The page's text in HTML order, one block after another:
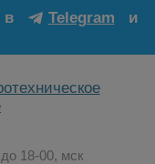
в Telegram
и
18-00, мск